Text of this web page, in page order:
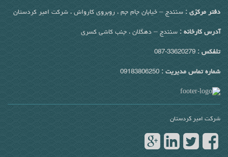
دفتر مرکزی : سنندج – خیابان جام جم ، روبروی کارواش ، شرکت امیر کردستان
آدرس کارخانه : سنندج – دهگلان ، جنب کاشی کسری
تلفکس :
شماره تماس مدیریت :
شرکت امیر کردستان